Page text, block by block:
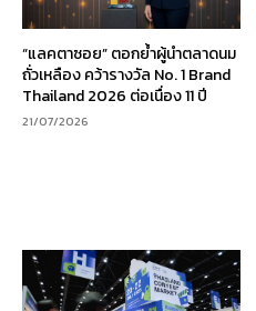
“แลคตาซอย” ตอกย้ำผู้นำตลาดนม
ถั่วเหลือง คว้ารางวัล No. 1 Brand
Thailand 2026 ต่อเนื่อง 11 ปี
21/07/2026